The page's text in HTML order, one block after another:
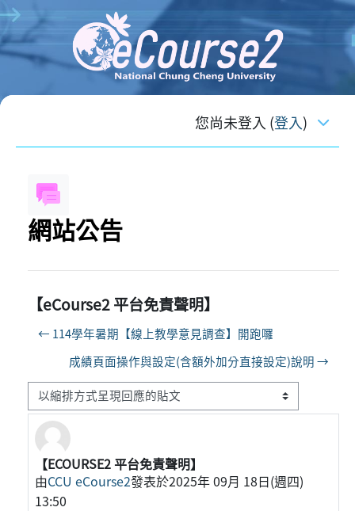
跳至主內容
您尚未登入 (登入)
網站公告
【eCourse2 平台免責聲明】
← 114學年暑期【線上教學意見調查】開跑囉
成績頁面操作與設定(含額外加分直接設定)說明 →
顯示模式
【ECOURSE2 平台免責聲明】
由CCU eCourse2發表於2025年 09月 18日(週四)
13:50
Number of replies: 0